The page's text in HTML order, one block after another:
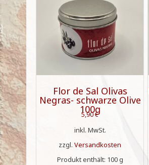
Flor de Sal Olivas
Negras- schwarze Olive
100g
5,90€
inkl. MwSt.
zzgl.Versandkosten
Produkt enthält: 100g